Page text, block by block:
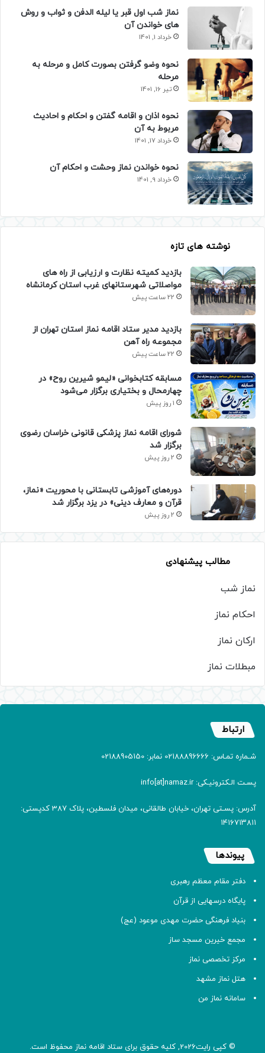
نماز شب اول قبر یا لیله الدفن و ثواب و روش
های خواندن آن
خرداد 1, 1401
نحوه وضو گرفتن بصورت کامل و مرحله به
مرحله
تیر 16, 1401
نحوه اذان و اقامه گفتن و احکام و احادیث
مربوط به آن
خرداد 17, 1401
نحوه خواندن نماز وحشت و احکام آن
خرداد 9, 1401
نوشته های تازه
بازدید کمیته نظارت و ارزیابی از راه های
مواصلاتی شهرستانهای غرب استان کرمانشاه
22 ساعت پیش
بازدید مدیر ستاد اقامه نماز استان تهران از
مجموعه راه آهن
22 ساعت پیش
مسابقه کتابخوانی «لیمو شیرین روح» در
چهارمحال و بختیاری برگزار می‌شود
1 روز پیش
شورای اقامه نماز پزشکی قانونی خراسان رضوی
برگزار شد
2 روز پیش
دوره‌های آموزشی تابستانی با محوریت «نماز،
قرآن و معارف دینی» در یزد برگزار شد
2 روز پیش
مطالب پیشنهادی
نماز شب
احکام نماز
ارکان نماز
مبطلات نماز
ارتباط
شـماره تمـاس: 02188896666 نمابر: 02188905150
پسـت الـکترونیـکی: info[at]namaz.ir
آدرس: پسـتی تهران، خیابان طالقانی، میدان فلسطین، پلاک 387 کدپستی:
۱۴۱۶۷۱۳۸۱۱
پیوندها
دفتر مقام معظم رهبری
پایگاه درسهایی از قرآن
بنیاد فرهنگی حضرت مهدی موعود (عج)
مجمع خیرین مسجد ساز
مرکز تخصصی نماز
هتل نماز مشهد
سامانه نماز من
© کپی رایت2026, کلیه حقوق برای ستاد اقامه نماز محفوظ است.